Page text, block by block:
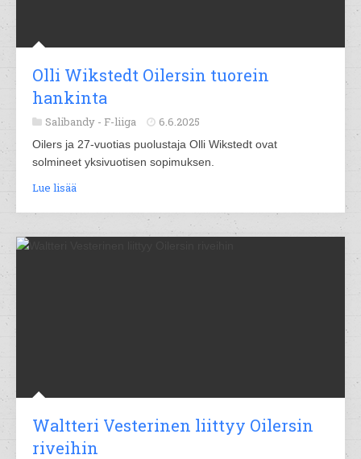
Olli Wikstedt Oilersin tuorein
hankinta
Salibandy - F-liiga 6.6.2025
Oilers ja 27-vuotias puolustaja Olli Wikstedt ovat
solmineet yksivuotisen sopimuksen.
Lue lisää
Waltteri Vesterinen liittyy Oilersin
riveihin